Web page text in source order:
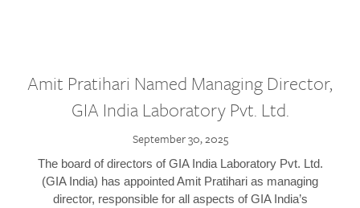
Amit Pratihari Named Managing Director,
GIA India Laboratory Pvt. Ltd.
September 30, 2025
The board of directors of GIA India Laboratory Pvt. Ltd.
(GIA India) has appointed Amit Pratihari as managing
director, responsible for all aspects of GIA India’s